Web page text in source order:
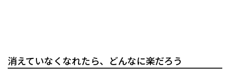
消えていなくなれたら、どんなに楽だろう